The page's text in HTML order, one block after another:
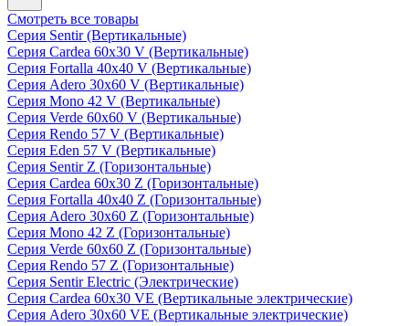
Смотреть все товары
Серия Sentir (Вертикальные)
Серия Cardea 60х30 V (Вертикальные)
Серия Fortalla 40х40 V (Вертикальные)
Серия Adero 30х60 V (Вертикальные)
Серия Mono 42 V (Вертикальные)
Серия Verde 60х60 V (Вертикальные)
Серия Rendo 57 V (Вертикальные)
Серия Eden 57 V (Вертикальные)
Серия Sentir Z (Горизонтальные)
Серия Cardea 60х30 Z (Горизонтальные)
Серия Fortalla 40х40 Z (Горизонтальные)
Серия Adero 30х60 Z (Горизонтальные)
Серия Mono 42 Z (Горизонтальные)
Серия Verde 60х60 Z (Горизонтальные)
Серия Rendo 57 Z (Горизонтальные)
Серия Sentir Electric (Электрические)
Серия Cardea 60х30 VE (Вертикальные электрические)
Серия Adero 30х60 VE (Вертикальные электрические)